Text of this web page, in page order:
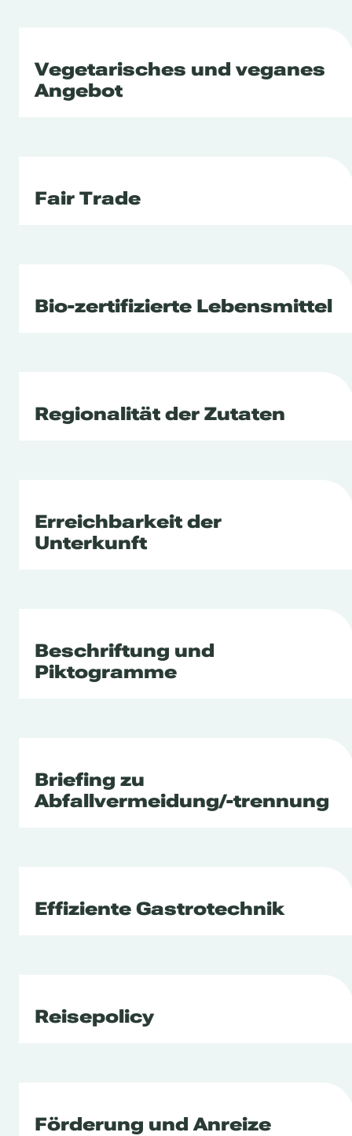
Vegetarisches und veganes
Angebot
Fair Trade
Bio-zertifizierte Lebensmittel
Regionalität der Zutaten
Erreichbarkeit der
Unterkunft
Beschriftung und
Piktogramme
Briefing zu
Abfallvermeidung/-trennung
Effiziente Gastrotechnik
Reisepolicy
Förderung und Anreize